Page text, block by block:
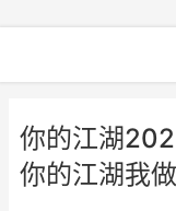
你的江湖
你的江湖我